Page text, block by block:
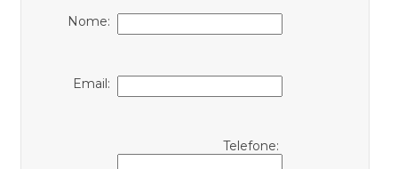
Nome:
Email:
Telefone: